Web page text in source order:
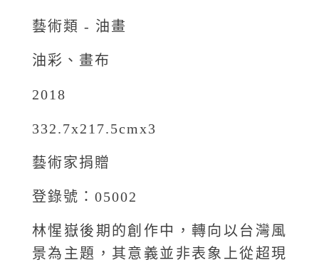
藝術類 - 油畫
油彩、畫布
2018
332.7x217.5cmx3
藝術家捐贈
登錄號：05002
林惺嶽後期的創作中，轉向以台灣風
景為主題，其意義並非表象上從超現